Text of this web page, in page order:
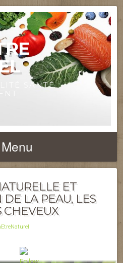
SANTÉ
Menu
ET
LA PEAU, LES
CHEVEUX